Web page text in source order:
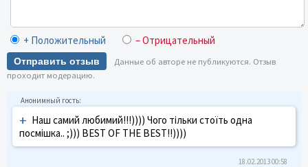
+ Положительный – Отрицательный
Отправить отзыв
Данные об авторе не публикуются. Отзыв
проходит модерацию.
+ Наш самий любимий!!!)))) Чого тільки стоїть одна
посмішка.. ;))) BEST OF THE BEST!!))))
18.02.2013 00:58